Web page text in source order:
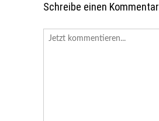
Schreibe einen Kommentar